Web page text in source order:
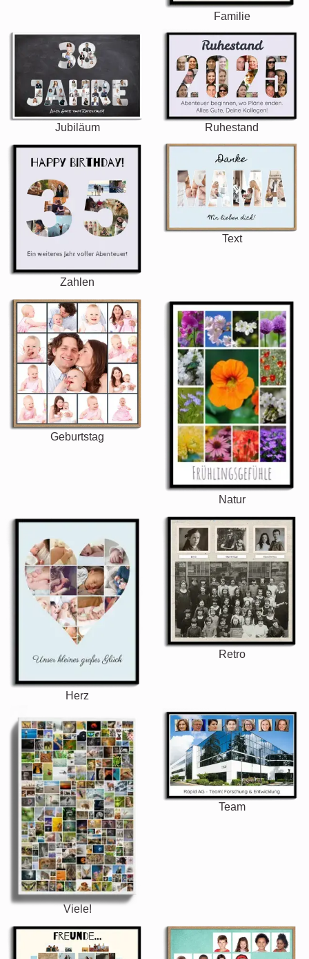
Familie
Jubiläum Ruhestand
Zahlen
Text
Geburtstag
Natur
Herz
Retro
Viele!
Team